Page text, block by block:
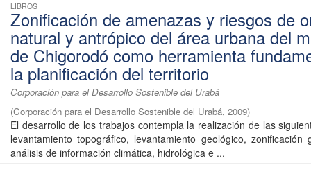
LIBROS
Zonificación de amenazas y riesgos de
natural y antrópico del área urbana del
de Chigorodó como herramienta
la planificación del territorio
Corporación para el Desarrollo Sostenible del Urabá
(Corporación para el Desarrollo Sostenible del Urabá, 2009)
El desarrollo de los trabajos contempla la realización de las
levantamiento topográfico, levantamiento geológico, zonificación
análisis de información climática, hidrológica e ...